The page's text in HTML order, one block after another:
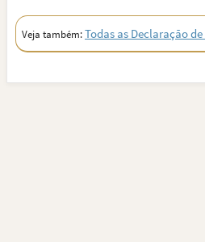
Veja também:Todas as Declaração